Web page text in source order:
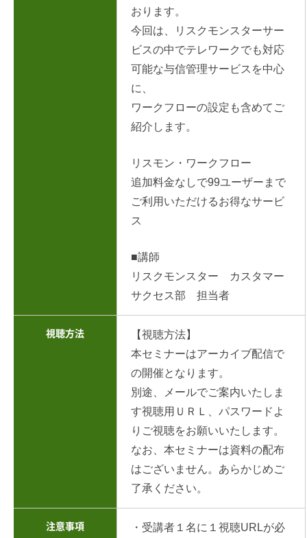
おります。
今回は、リスクモンスターサー
ビスの中でテレワークでも対応
可能な与信管理サービスを中心
に、
ワークフローの設定も含めてご
紹介します。
リスモン・ワークフロー
追加料金なしで99ユーザーまで
ご利用いただけるお得なサービ
ス
■講師
リスクモンスター カスタマー
サクセス部 担当者
視聴方法
【視聴方法】
本セミナーはアーカイブ配信で
の開催となります。
別途、メールでご案内いたしま
す視聴用ＵＲＬ、パスワードよ
りご視聴をお願いいたします。
なお、本セミナーは資料の配布
はございません。あらかじめご
了承ください。
注意事項
・受講者１名に１視聴URLが必